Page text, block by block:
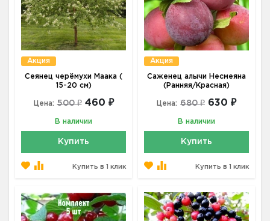
Акция
Сеянец черёмухи Маака (
15-20 см)
Цена: 500 ₽ 460 ₽
В наличии
Купить
Купить в 1 клик
Акция
Саженец алычи Несмеяна
(Ранняя/Красная)
Цена: 680 ₽ 630 ₽
В наличии
Купить
Купить в 1 клик